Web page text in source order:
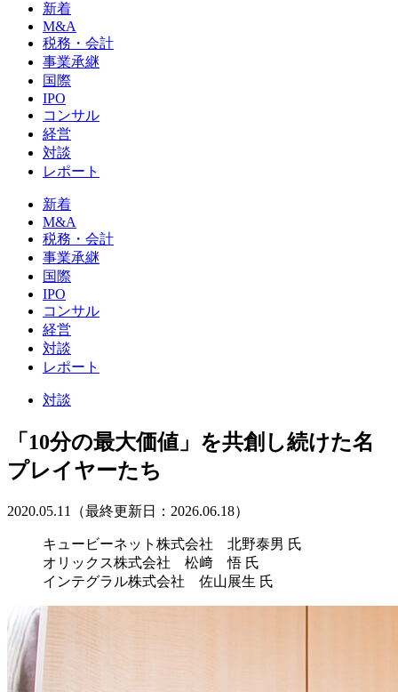
新着
M&A
税務・会計
事業承継
国際
IPO
コンサル
経営
対談
レポート
新着
M&A
税務・会計
事業承継
国際
IPO
コンサル
経営
対談
レポート
対談
「10分の最大価値」を共創し続けた名
プレイヤーたち
2020.05.11（最終更新日：2026.06.18）
キュービーネット株式会社 北野泰男 氏
オリックス株式会社 松﨑 悟 氏
インテグラル株式会社 佐山展生 氏